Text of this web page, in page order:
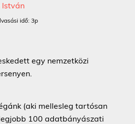
István
idő: 3p
egy nemzetközi
(aki mellesleg tartósan
100 adatbányászati